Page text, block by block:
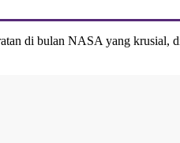
di bulan NASA yang krusial,